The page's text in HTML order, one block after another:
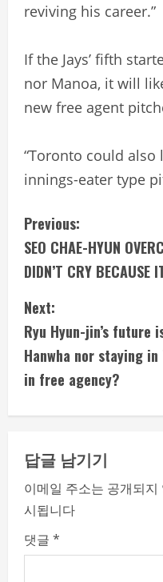
reviving his career.”
If the Jays’ fifth
nor Manoa, it will
new free agent
“Toronto could also
innings-eater type
C
o
n
t
i
n
u
e
R
e
a
Previous:
SEO CHAE-HYUN
DIDN’T CRY BECAUSE
Next:
Ryu Hyun-jin’s
Hanwha nor staying
in free agency?
답글 남기기
이메일 주소는 공개되지
시됩니다
댓글 *